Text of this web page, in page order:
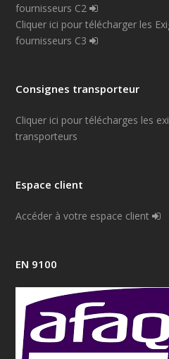
fournisseurs C2
Cliquer ici pour télécharger les
fournisseurs C3
Consignes transporteur
Cliquer ici pour télécharges les
transporteurs
Espace client
Accéder à votre espace client
EN 9100